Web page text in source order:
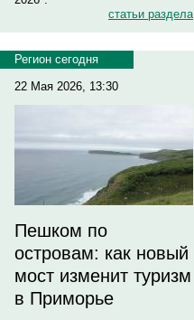
статьи раздела
Регион сегодня
22 Мая 2026, 13:30
Пешком по
островам: как новый
мост изменит туризм
в Приморье